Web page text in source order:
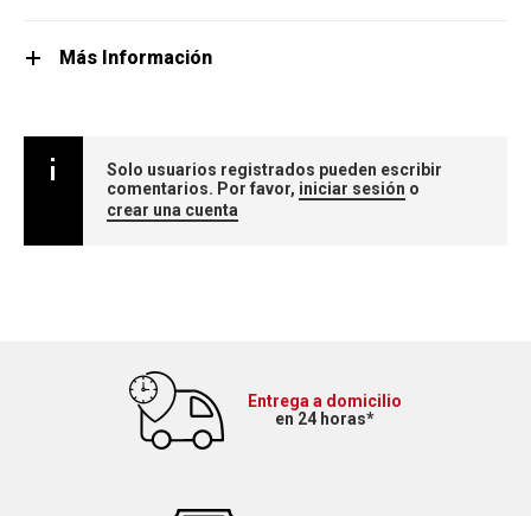
Más Información
Solo usuarios registrados pueden escribir
comentarios. Por favor, iniciar sesión o
crear una cuenta
Entrega a domicilio
en 24 horas*